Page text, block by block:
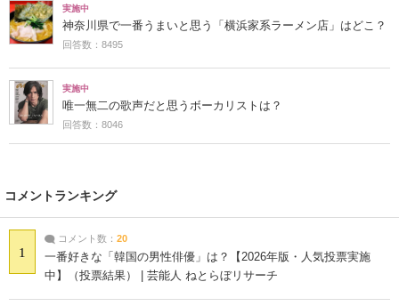
実施中
神奈川県で一番うまいと思う「横浜家系ラーメン店」はどこ？
回答数：8495
実施中
唯一無二の歌声だと思うボーカリストは？
回答数：8046
コメントランキング
1
コメント数： 20
一番好きな「韓国の男性俳優」は？【2026年版・人気投票実施
中】（投票結果） | 芸能人 ねとらぼリサーチ